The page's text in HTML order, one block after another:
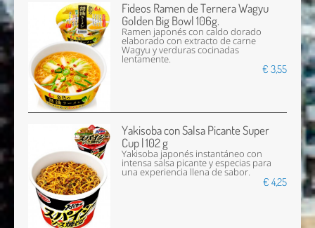
Fideos Ramen de Ternera Wagyu
Golden Big Bowl 106g.
Ramen japonés con caldo dorado
elaborado con extracto de carne
Wagyu y verduras cocinadas
lentamente.
€ 3,55
Yakisoba con Salsa Picante Super
Cup | 102 g
Yakisoba japonés instantáneo con
intensa salsa picante y especias para
una experiencia llena de sabor.
€ 4,25